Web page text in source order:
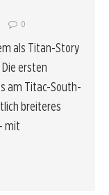
0
als Titan-Story
ersten
am Titac-South-
breiteres
mit